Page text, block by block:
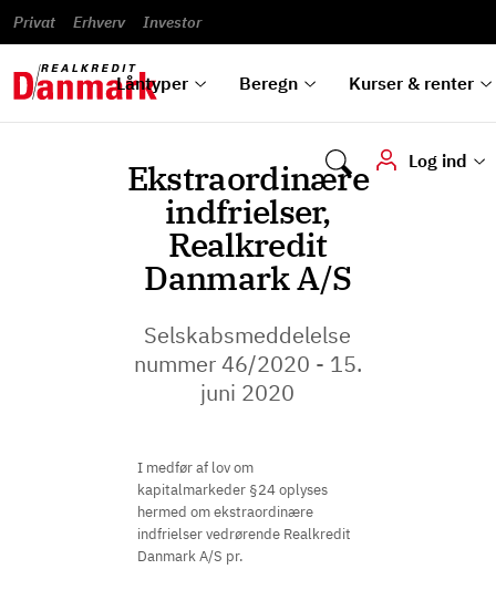
Privat Erhverv Investor
Låntyper Beregn Kurser & renter
Log ind
til bolig
Alle
låntyper
omlægning
Se alle
beregnere
Renteprognose
Bestil
kursovervågning
rentetilpasning
vilkår
Blanketter
Samarbejdspartnere
guides
hvad
vi kan
tilbyde
Ekstraordinære
indfrielser,
Realkredit
Danmark A/S
Selskabsmeddelelse
nummer 46/2020 - 15.
juni 2020
I medfør af lov om
kapitalmarkeder §24 oplyses
hermed om ekstraordinære
indfrielser vedrørende Realkredit
Danmark A/S pr.